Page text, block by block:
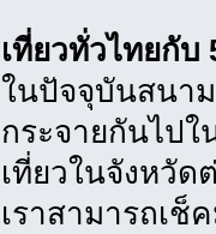
เที่ยวทั่วไทยกับ
ในปัจจุบันสนา
กระจายกันไปใ
เที่ยวในจังหวัด
เราสามารถเช็